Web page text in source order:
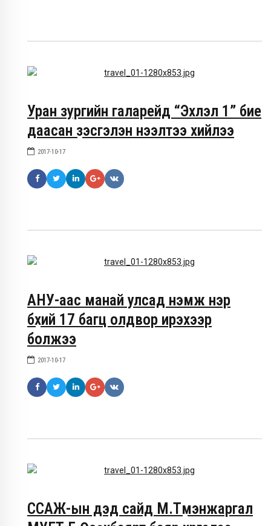
Уран зургийн галарейд “Эхлэл 1” бие
даасан үзэсгэлэн нээлтээ хийлээ
2017-10-17
АНУ-аас манай улсад нэмж нэр
бүхий 17 багц олдвор ирэхээр
болжээ
2017-10-17
ССАЖ-ын дэд сайд М.Түмэнжаргал